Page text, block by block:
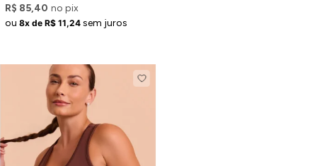
R$ 85,40 no pix
ou 8x de R$ 11,24 sem juros